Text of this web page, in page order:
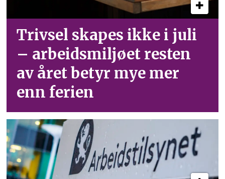
Trivsel skapes ikke i juli
– arbeid­smiljøet resten
av året betyr mye mer
enn ferien